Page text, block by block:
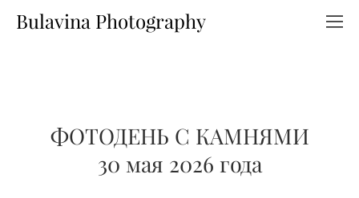
Bulavina Photography
ФОТОДЕНЬ С КАМНЯМИ
30 мая 2026 года